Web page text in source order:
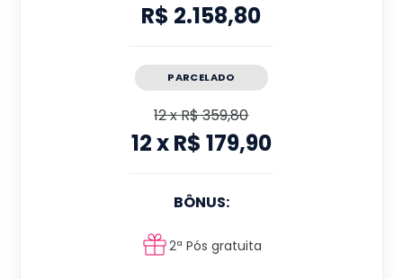
R$ 2.158,80
PARCELADO
12xR$ 359,80
12xR$ 179,90
BÔNUS:
2ª Pós gratuita